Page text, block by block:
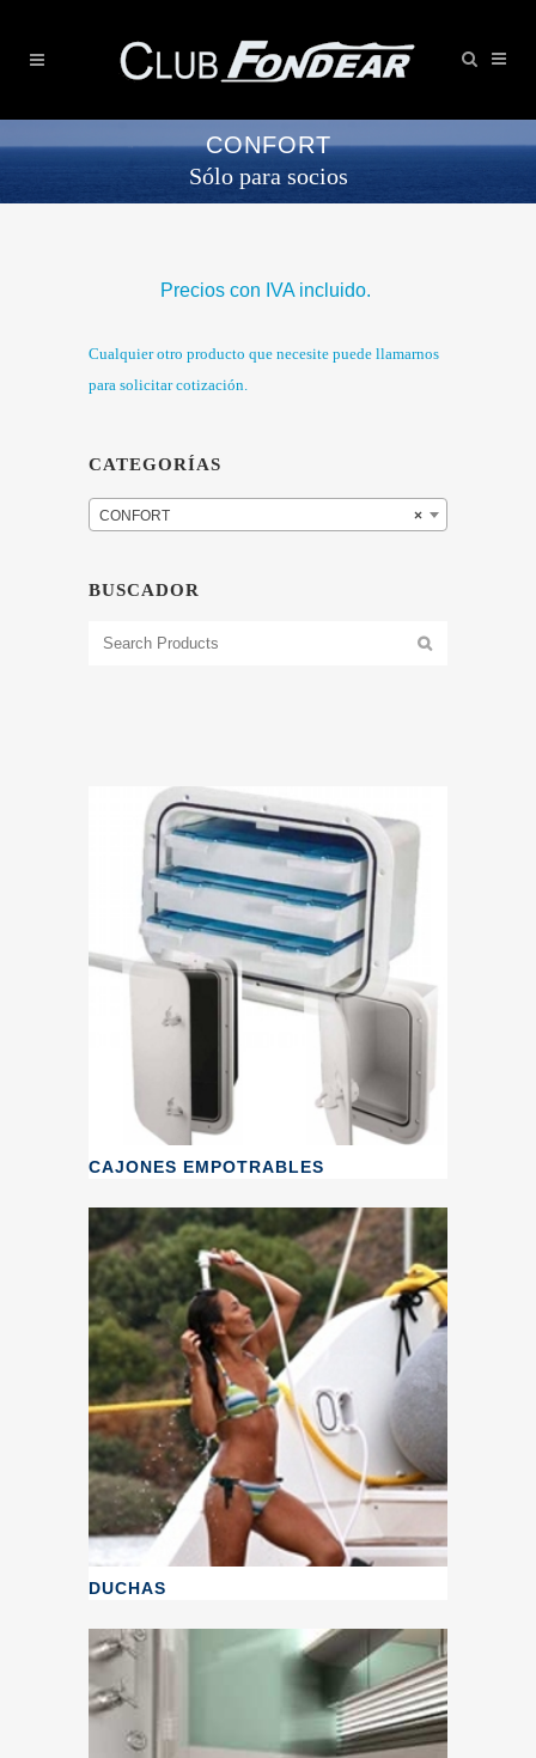
CONFORT
Sólo para socios
Precios con IVA incluido.
Cualquier otro producto que necesite puede llamarnos
para solicitar cotización.
CATEGORÍAS
×
CONFORT
BUSCADOR
CAJONES EMPOTRABLES
DUCHAS